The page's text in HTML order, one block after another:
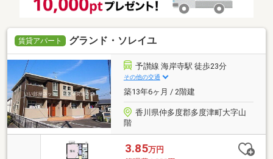
賃貸アパート グランド・ソレイユ
予讃線 海岸寺駅 徒歩23分
その他の交通
築13年6ヶ月 / 2階建
香川県仲多度郡多度津町大字山
階
3.85万円